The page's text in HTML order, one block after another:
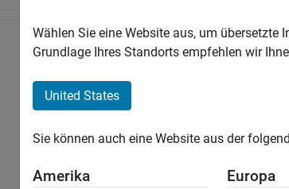
Wählen Sie eine Website aus, um
Grundlage Ihres Standorts empfehlen wir
United States
Sie können auch eine Website aus der
Amerika Europa